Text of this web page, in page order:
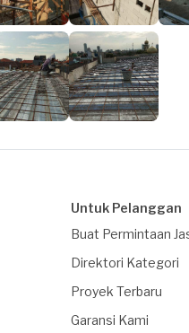
Untuk Pelanggan
Buat Permintaan
Direktori Kategori
Proyek Terbaru
Garansi Kami